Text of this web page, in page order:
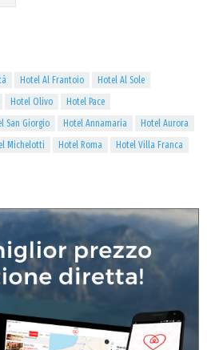
Hotel Al Frantoio
Hotel Al Sole
Hotel Olivo
Hotel Pace
San Giorgio Hotel Annamaria
Hotel Aurora
Michelotti Hotel Roma Hotel Villa Franca